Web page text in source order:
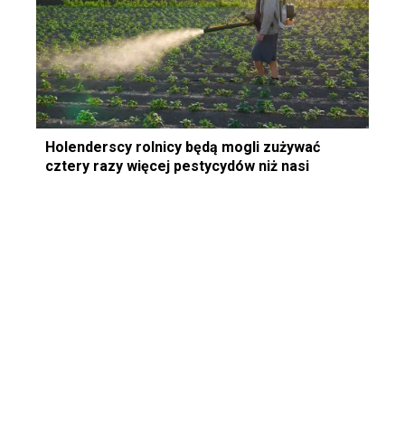
Holenderscy rolnicy będą mogli zużywać
cztery razy więcej pestycydów niż nasi